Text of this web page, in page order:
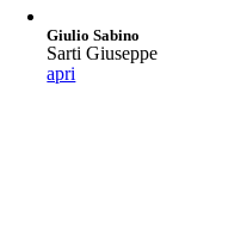
Giulio Sabino
Sarti Giuseppe
apri